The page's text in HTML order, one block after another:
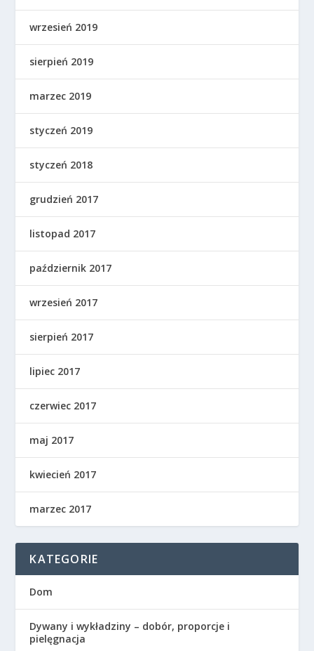
wrzesień 2019
sierpień 2019
marzec 2019
styczeń 2019
styczeń 2018
grudzień 2017
listopad 2017
październik 2017
wrzesień 2017
sierpień 2017
lipiec 2017
czerwiec 2017
maj 2017
kwiecień 2017
marzec 2017
KATEGORIE
Dom
Dywany i wykładziny – dobór, proporcje i
pielęgnacja